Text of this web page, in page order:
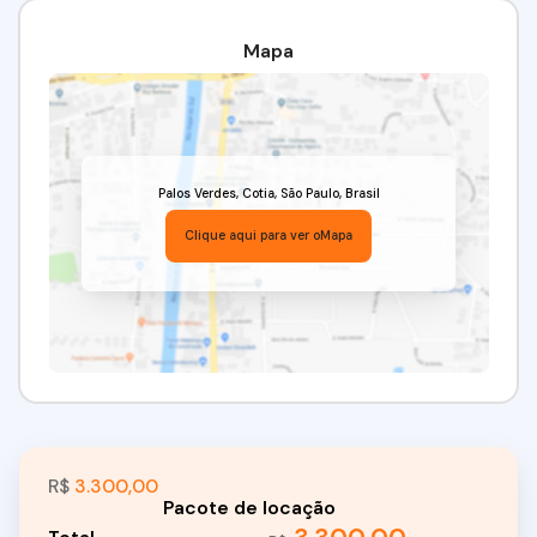
Valor da locação: R$ 3.300,00
Para a locação, são aceitas as seguintes garantias: três
depósitos de caução, fiador ou seguro-fiança. É
necessário não possuir restrições no SPC/Serasa e
comprovar renda equivalente a três vezes o valor do
Venha conferir!!! Agende já a sua visita!!!
(11) 97417-8061 / (11) 95332-7355
Imobiliária Alfa Negócios.
CRECI: 34.726-J.
Mapa
Palos Verdes, Cotia, São Paulo, Brasil
Clique aqui para ver oMapa
R$ 3.300,00